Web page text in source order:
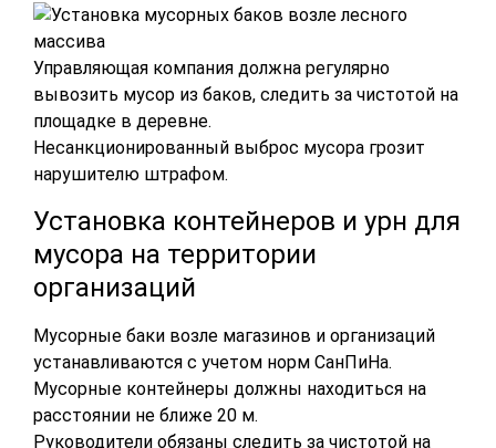
Управляющая компания должна регулярно
вывозить мусор из баков, следить за чистотой на
площадке в деревне.
Несанкционированный выброс мусора грозит
нарушителю штрафом.
Установка контейнеров и урн для
мусора на территории
организаций
Мусорные баки возле магазинов и организаций
устанавливаются с учетом норм СанПиНа.
Мусорные контейнеры должны находиться на
расстоянии не ближе 20 м.
Руководители обязаны следить за чистотой на